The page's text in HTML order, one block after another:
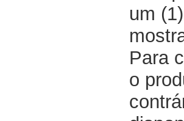
um
Para
o